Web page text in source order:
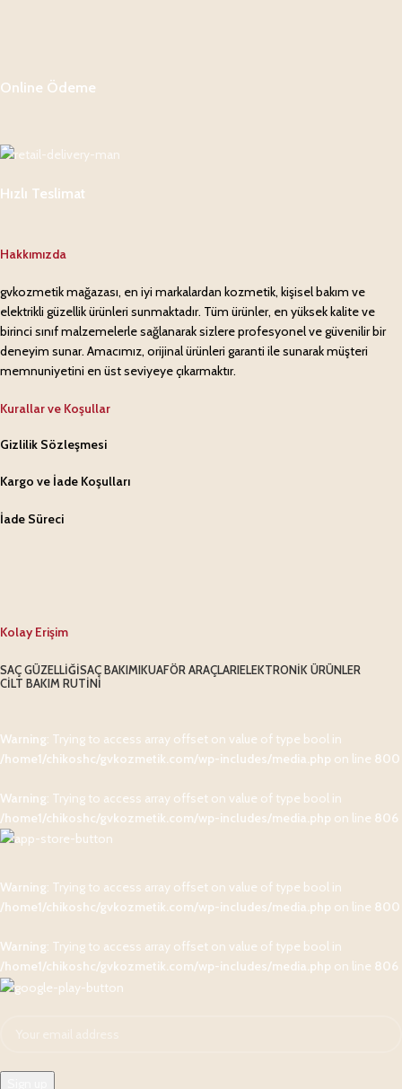
Online Ödeme
Hızlı Teslimat
Hakkımızda
gvkozmetik mağazası, en iyi markalardan kozmetik, kişisel bakım ve
elektrikli güzellik ürünleri sunmaktadır. Tüm ürünler, en yüksek kalite ve
birinci sınıf malzemelerle sağlanarak sizlere profesyonel ve güvenilir bir
deneyim sunar. Amacımız, orijinal ürünleri garanti ile sunarak müşteri
memnuniyetini en üst seviyeye çıkarmaktır.
Kurallar ve Koşullar
Gizlilik Sözleşmesi
Kargo ve İade Koşulları
İade Süreci
Kolay Erişim
SAÇ GÜZELLIĞISAÇ BAKIMIKUAFÖR ARAÇLARIELEKTRONIK ÜRÜNLER
CILT BAKIM RUTINI
Warning: Trying to access array offset on value of type bool in
/home1/chikoshc/gvkozmetik.com/wp-includes/media.php on line 800
Warning: Trying to access array offset on value of type bool in
/home1/chikoshc/gvkozmetik.com/wp-includes/media.php on line 806
Warning: Trying to access array offset on value of type bool in
/home1/chikoshc/gvkozmetik.com/wp-includes/media.php on line 800
Warning: Trying to access array offset on value of type bool in
/home1/chikoshc/gvkozmetik.com/wp-includes/media.php on line 806